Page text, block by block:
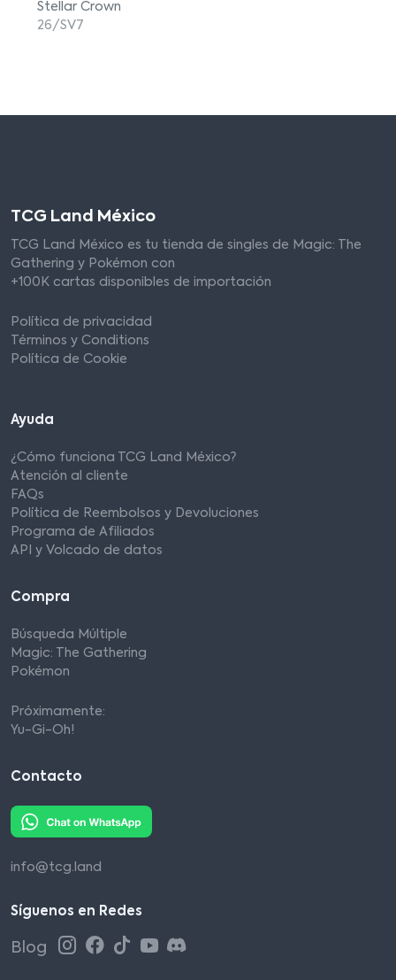
Stellar Crown
26/SV7
TCG Land México
TCG Land México es tu tienda de singles de Magic: The
Gathering y Pokémon con
+100K cartas disponibles de importación
Política de privacidad
Términos y Conditions
Política de Cookie
Ayuda
¿Cómo funciona TCG Land México?
Atención al cliente
FAQs
Política de Reembolsos y Devoluciones
Programa de Afiliados
API y Volcado de datos
Compra
Búsqueda Múltiple
Magic: The Gathering
Pokémon
Próximamente:
Yu-Gi-Oh!
Contacto
info@tcg.land
Síguenos en Redes
Blog